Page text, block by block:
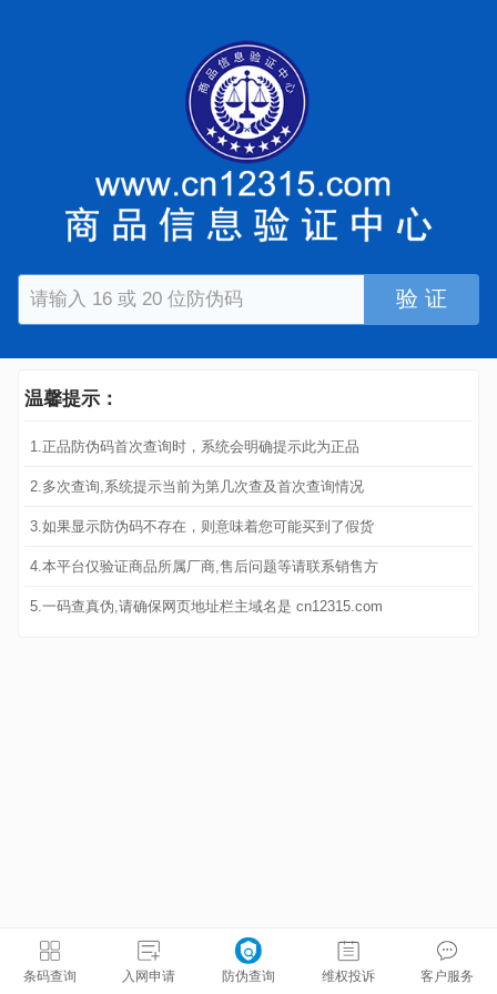
验 证
温馨提示：
1.正品防伪码首次查询时，系统会明确提示此为正品
2.多次查询,系统提示当前为第几次查及首次查询情况
3.如果显示防伪码不存在，则意味着您可能买到了假货
4.本平台仅验证商品所属厂商,售后问题等请联系销售方
5.一码查真伪,请确保网页地址栏主域名是 cn12315.com
条码查询 入网申请 防伪查询 维权投诉 客户服务